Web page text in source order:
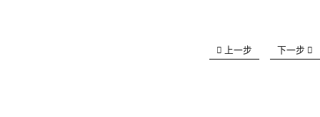
上一步 下一步